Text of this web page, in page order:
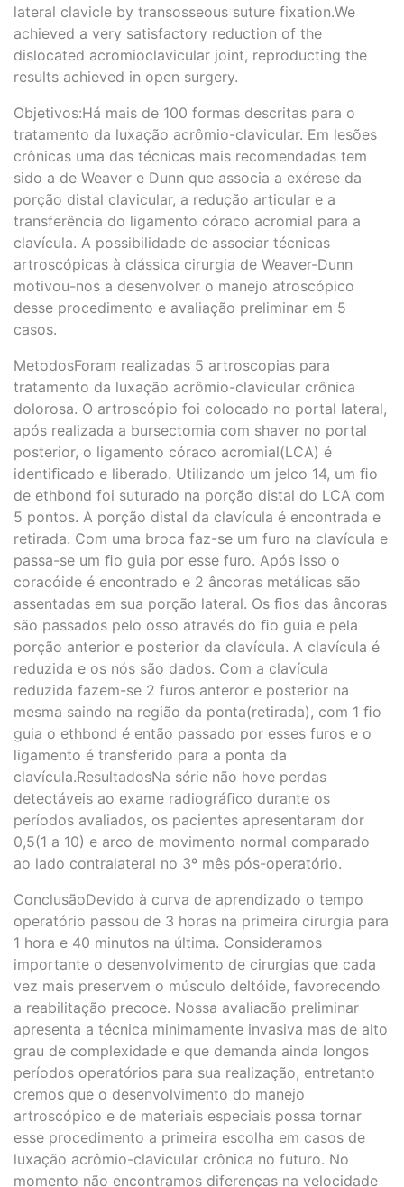
lateral clavicle by transosseous suture fixation.We
achieved a very satisfactory reduction of the
dislocated acromioclavicular joint, reproducting the
results achieved in open surgery.
Objetivos:Há mais de 100 formas descritas para o
tratamento da luxação acrômio-clavicular. Em lesões
crônicas uma das técnicas mais recomendadas tem
sido a de Weaver e Dunn que associa a exérese da
porção distal clavicular, a redução articular e a
transferência do ligamento córaco acromial para a
clavícula. A possibilidade de associar técnicas
artroscópicas à clássica cirurgia de Weaver-Dunn
motivou-nos a desenvolver o manejo atroscópico
desse procedimento e avaliação preliminar em 5
casos.
MetodosForam realizadas 5 artroscopias para
tratamento da luxação acrômio-clavicular crônica
dolorosa. O artroscópio foi colocado no portal lateral,
após realizada a bursectomia com shaver no portal
posterior, o ligamento córaco acromial(LCA) é
identiﬁcado e liberado. Utilizando um jelco 14, um ﬁo
de ethbond foi suturado na porção distal do LCA com
5 pontos. A porção distal da clavícula é encontrada e
retirada. Com uma broca faz-se um furo na clavícula e
passa-se um ﬁo guia por esse furo. Após isso o
coracóide é encontrado e 2 âncoras metálicas são
assentadas em sua porção lateral. Os ﬁos das âncoras
são passados pelo osso através do ﬁo guia e pela
porção anterior e posterior da clavícula. A clavícula é
reduzida e os nós são dados. Com a clavícula
reduzida fazem-se 2 furos anteror e posterior na
mesma saindo na região da ponta(retirada), com 1 ﬁo
guia o ethbond é então passado por esses furos e o
ligamento é transferido para a ponta da
clavícula.ResultadosNa série não hove perdas
detectáveis ao exame radiográﬁco durante os
períodos avaliados, os pacientes apresentaram dor
0,5(1 a 10) e arco de movimento normal comparado
ao lado contralateral no 3º mês pós-operatório.
ConclusãoDevido à curva de aprendizado o tempo
operatório passou de 3 horas na primeira cirurgia para
1 hora e 40 minutos na última. Consideramos
importante o desenvolvimento de cirurgias que cada
vez mais preservem o músculo deltóide, favorecendo
a reabilitação precoce. Nossa avaliacão preliminar
apresenta a técnica minimamente invasiva mas de alto
grau de complexidade e que demanda ainda longos
períodos operatórios para sua realização, entretanto
cremos que o desenvolvimento do manejo
artroscópico e de materiais especiais possa tornar
esse procedimento a primeira escolha em casos de
luxação acrômio-clavicular crônica no futuro. No
momento não encontramos diferenças na velocidade